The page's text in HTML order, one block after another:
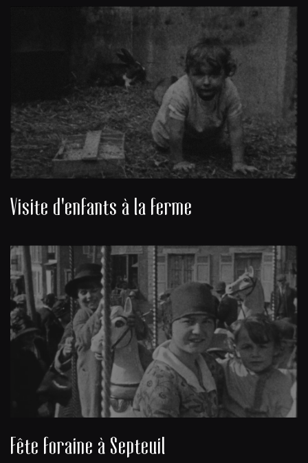
Visite d'enfants à la ferme
Fête foraine à Septeuil